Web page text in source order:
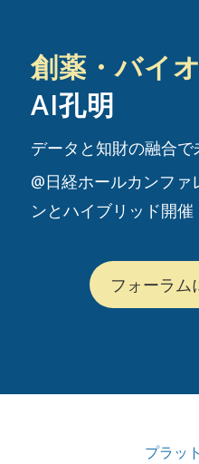
創薬・バイ
AI孔明
データと知財の融合で
@日経ホールカンフ
ンとハイブリッド開催
フォーラム
プラッ